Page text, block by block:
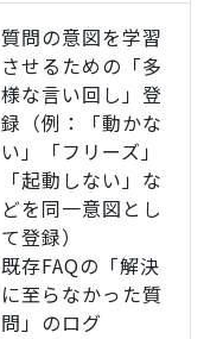
質問の意図を学習
させるための「多
様な言い回し」登
録（例：「動かな
い」「フリーズ」
「起動しない」な
どを同一意図とし
て登録）
既存FAQの「解決
に至らなかった質
問」のログ